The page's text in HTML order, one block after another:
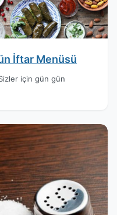
İftar Menüsü
için gün gün